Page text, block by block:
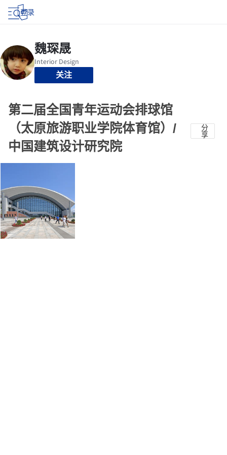
登录
关注
第二届全国青年运动会排球馆
（太原旅游职业学院体育馆）/
中国建筑设计研究院
分
享